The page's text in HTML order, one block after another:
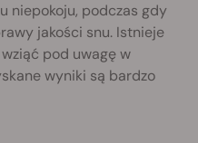
niepokoju, podczas gdy
jakości snu. Istnieje
pod uwagę w
wyniki są bardzo